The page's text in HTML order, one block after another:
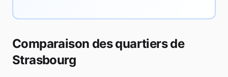
Comparaison des quartiers de
Strasbourg